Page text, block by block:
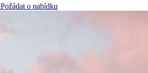
Požádat o nabídku